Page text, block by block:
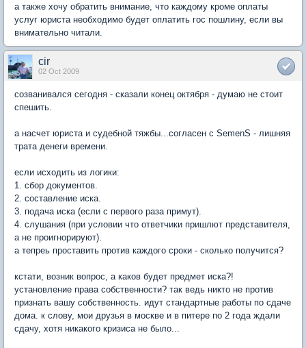
а также хочу обратить внимание, что каждому кроме оплаты
услуг юриста необходимо будет оплатить гос пошлину, если вы
внимательно читали.
cir
02 Oct 2009
созванивался сегодня - сказали конец октября - думаю не стоит
спешить.
а насчет юриста и судебной тяжбы...согласен с SemenS - лишняя
трата денеги времени.
если исходить из логики:
1. сбор документов.
2. составление иска.
3. подача иска (если с первого раза примут).
4. слушания (при условии что ответчики пришлют представителя,
а не проигнорируют).
а тепреь проставить против каждого сроки - сколько получится?
кстати, возник вопрос, а каков будет предмет иска?!
установление права собственности? так ведь никто не против
признать вашу собственность. идут стандартные работы по сдаче
дома. к слову, мои друзья в москве и в питере по 2 года ждали
сдачу, хотя никакого кризиса не было...